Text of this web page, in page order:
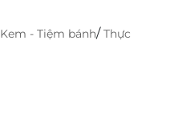
Kem - Tiệm bánh/Thực